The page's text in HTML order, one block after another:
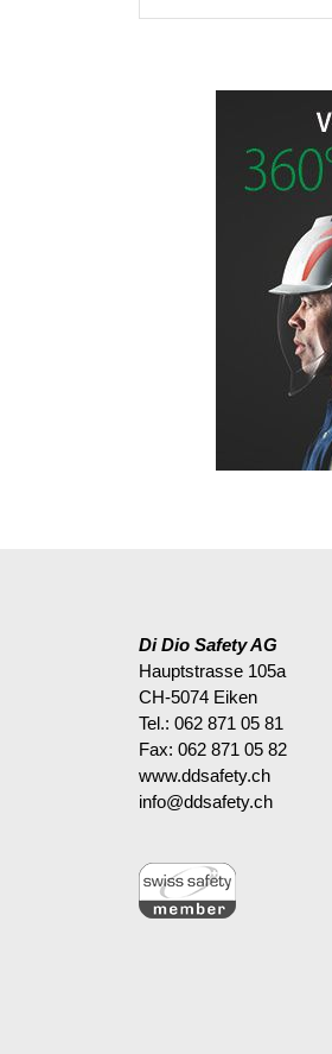
Di Dio Safety AG
Hauptstrasse 105a
CH-5074 Eiken
Tel.: 062 871 05 81
Fax: 062 871 05 82
www.ddsafety.ch
info@ddsafety.ch